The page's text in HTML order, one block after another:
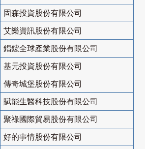
固森投資股份有限公司
艾樂資訊股份有限公司
錩鋐全球產業股份有限公司
基元投資股份有限公司
傳奇城堡股份有限公司
賦能生醫科技股份有限公司
聚祿國際貿易股份有限公司
好的事情股份有限公司